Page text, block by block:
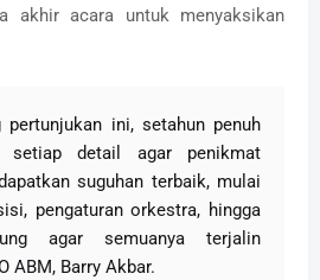
akhir acara untuk menyaksikan
pertunjukan ini, setahun penuh
setiap detail agar penikmat
suguhan terbaik, mulai
pengaturan orkestra, hingga
agar semuanya terjalin
ABM, Barry Akbar.